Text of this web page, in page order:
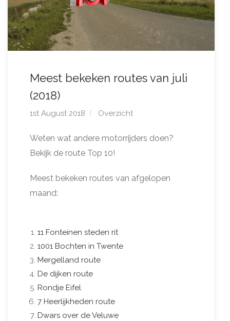
Meest bekeken routes van juli
(2018)
1st August 2018 Overzicht
Weten wat andere motorrijders doen?
Bekijk de route Top 10!
Meest bekeken routes van afgelopen
maand:
11 Fonteinen steden rit
1001 Bochten in Twente
Mergelland route
De dijken route
Rondje Eifel
7 Heerlijkheden route
Dwars over de Veluwe